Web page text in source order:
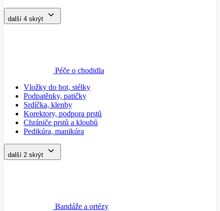
další 4 skrýt
Péče o chodidla
Vložky do bot, stélky
Podpatěnky, patičky
Srdíčka, klenby
Korektory, podpora prstů
Chrániče prstů a kloubů
Pedikúra, manikúra
další 2 skrýt
Bandáže a ortézy